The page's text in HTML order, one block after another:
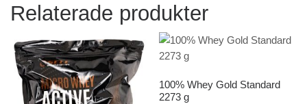
Relaterade produkter
100% Whey Gold Standard
2273 g